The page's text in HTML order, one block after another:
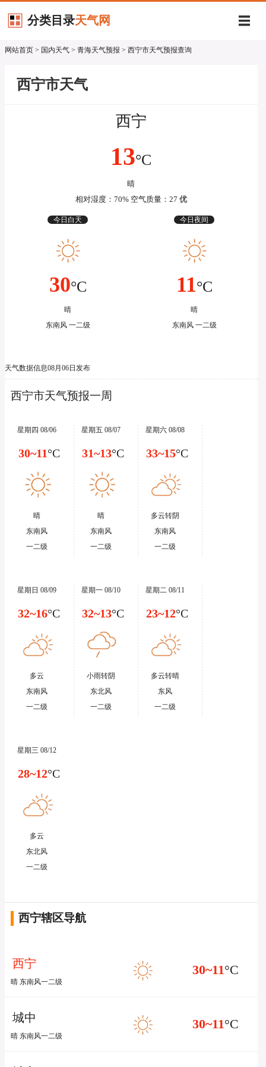
分类目录天气网
网站首页 > 国内天气 > 青海天气预报 > 西宁市天气预报查询
西宁市天气
西宁
13°C
晴
相对湿度：70% 空气质量：27 优
今日白天
30°C
晴
东南风 一二级
今日夜间
11°C
晴
东南风 一二级
天气数据信息08月06日发布
西宁市天气预报一周
星期四 08/06
30~11°C
晴
东南风
一二级
星期五 08/07
31~13°C
晴
东南风
一二级
星期六 08/08
33~15°C
多云转阴
东南风
一二级
星期日 08/09
32~16°C
多云
东南风
一二级
星期一 08/10
32~13°C
小雨转阴
东北风
一二级
星期二 08/11
23~12°C
多云转晴
东风
一二级
星期三 08/12
28~12°C
多云
东北风
一二级
西宁辖区导航
西宁
晴 东南风一二级
30~11°C
城中
晴 东南风一二级
30~11°C